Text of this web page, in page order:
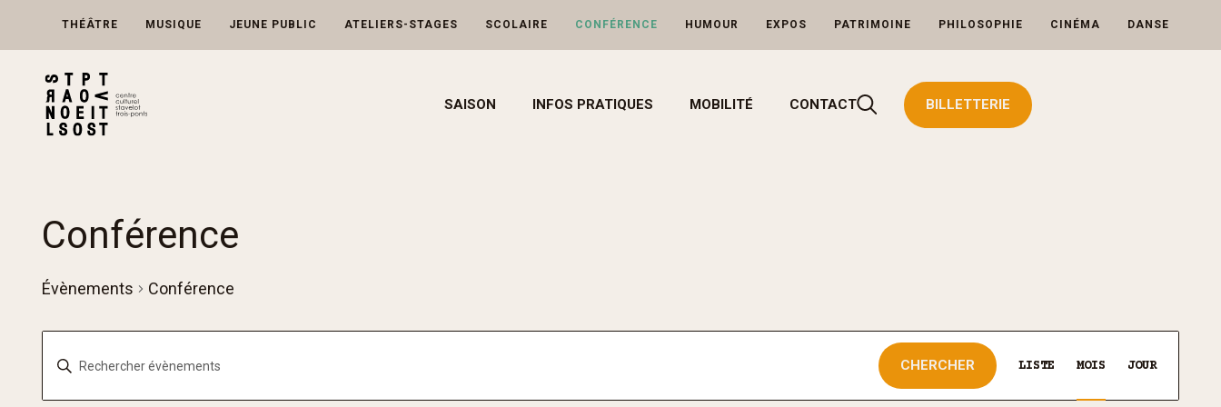
THÉÂTRE MUSIQUE JEUNE PUBLIC ATELIERS-STAGES SCOLAIRE CONFÉRENCE HUMOUR EXPOS PATRIMOINE PHILOSOPHIE CINÉMA DANSE
SAISON INFOS PRATIQUES MOBILITÉ CONTACT Rechercher BILLETTERIE
Conférence
Évènements Conférence
Saisir
CHERCHER
de
LISTE MOIS JOUR